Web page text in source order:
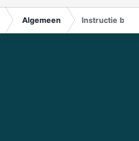
Algemeen Instructie